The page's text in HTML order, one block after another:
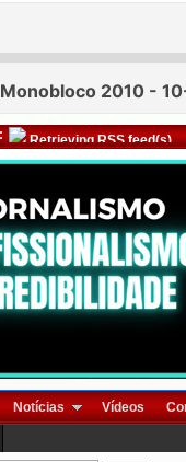
Retrieving RSS feed(s)
Notícias Vídeos